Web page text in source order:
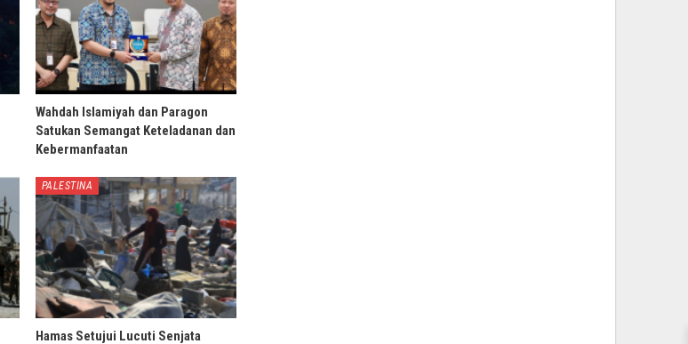
Wahdah Islamiyah dan Paragon
Satukan Semangat Keteladanan dan
Kebermanfaatan
PALESTINA
Hamas Setujui Lucuti Senjata